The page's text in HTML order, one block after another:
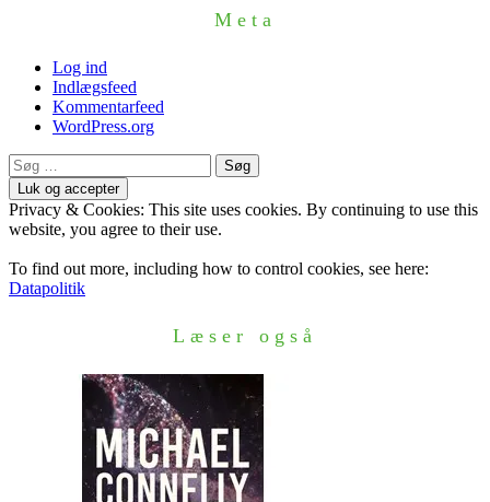
Meta
Log ind
Indlægsfeed
Kommentarfeed
WordPress.org
Søg
efter:
Privacy & Cookies: This site uses cookies. By continuing to use this
website, you agree to their use.
To find out more, including how to control cookies, see here:
Datapolitik
Læser også